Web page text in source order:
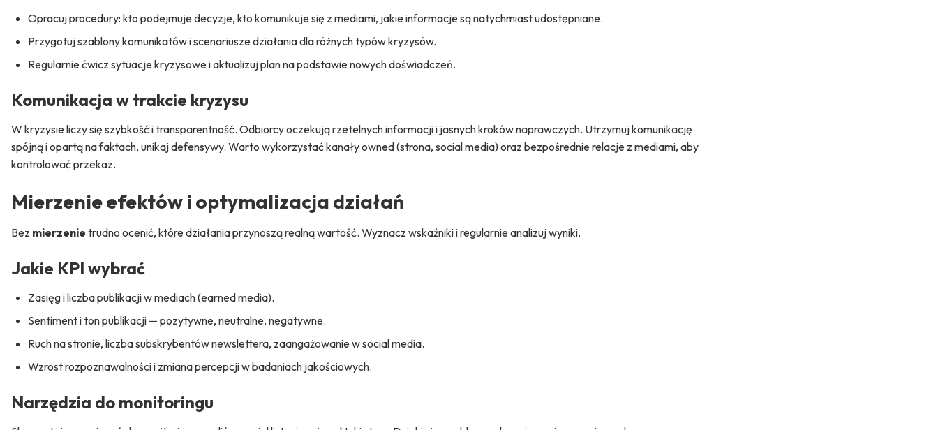
Opracuj procedury: kto podejmuje decyzje, kto komunikuje się z mediami, jakie informacje są natychmiast udostępniane.
Przygotuj szablony komunikatów i scenariusze działania dla różnych typów kryzysów.
Regularnie ćwicz sytuacje kryzysowe i aktualizuj plan na podstawie nowych doświadczeń.
Komunikacja w trakcie kryzysu
W kryzysie liczy się szybkość i transparentność. Odbiorcy oczekują rzetelnych informacji i jasnych kroków naprawczych. Utrzymuj komunikację
spójną i opartą na faktach, unikaj defensywy. Warto wykorzystać kanały owned (strona, social media) oraz bezpośrednie relacje z mediami, aby
kontrolować przekaz.
Mierzenie efektów i optymalizacja działań
Bez mierzenie trudno ocenić, które działania przynoszą realną wartość. Wyznacz wskaźniki i regularnie analizuj wyniki.
Jakie KPI wybrać
Zasięg i liczba publikacji w mediach (earned media).
Sentiment i ton publikacji — pozytywne, neutralne, negatywne.
Ruch na stronie, liczba subskrybentów newslettera, zaangażowanie w social media.
Wzrost rozpoznawalności i zmiana percepcji w badaniach jakościowych.
Narzędzia do monitoringu